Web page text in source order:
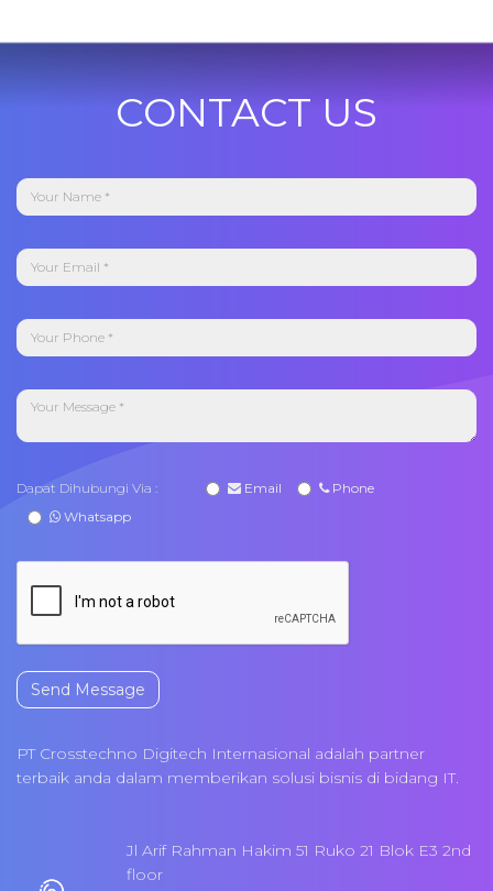
CONTACT US
Dapat Dihubungi Via : Email
Phone
Whatsapp
Send Message
PT Crosstechno Digitech Internasional adalah partner
terbaik anda dalam memberikan solusi bisnis di bidang IT.
Jl Arif Rahman Hakim 51 Ruko 21 Blok E3 2nd
floor